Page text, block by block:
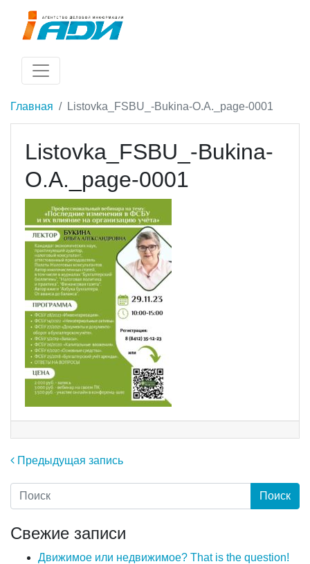
Главная Listovka_FSBU_-Bukina-O.A._page-0001
Listovka_FSBU_-Bukina-
O.A._page-0001
Навигация по записям
Предыдущая запись
Свежие записи
Движимое или недвижимое? That is the question!